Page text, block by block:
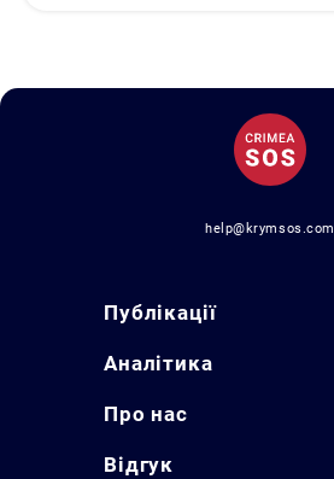
help@krymsos.com
Публікації
Аналітика
Про нас
Відгук